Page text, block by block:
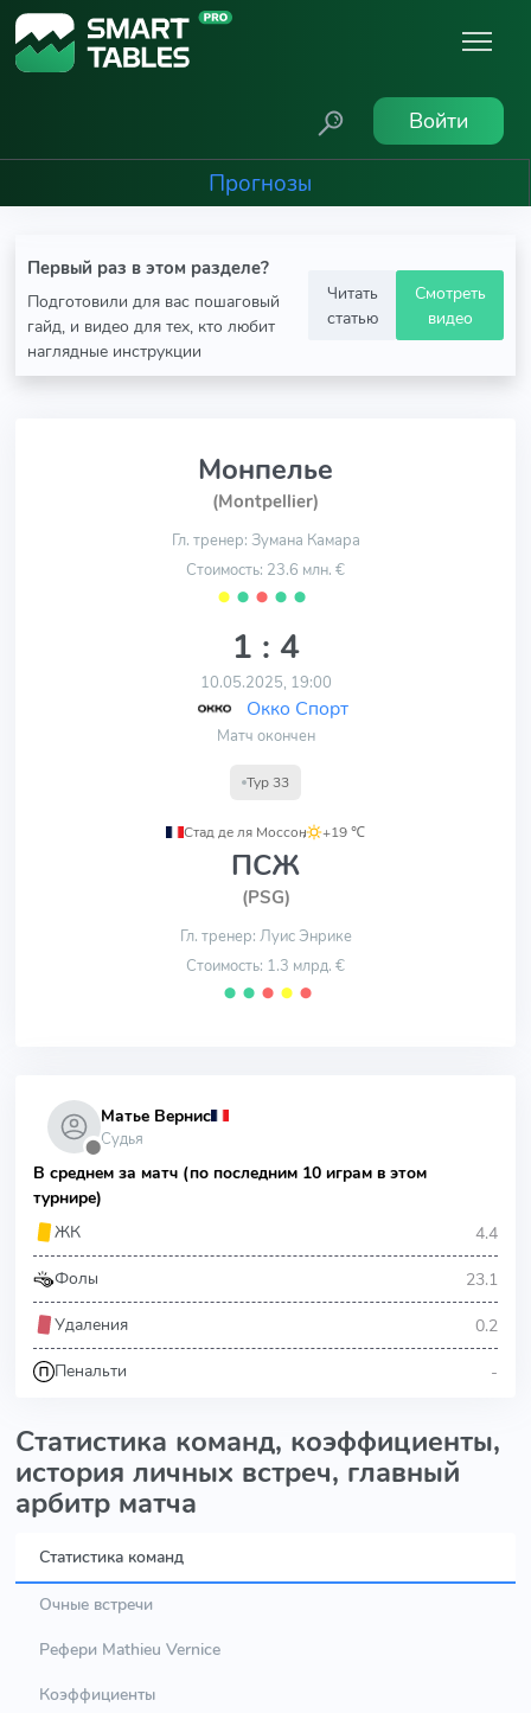
Войти
Прогнозы
Первый раз в этом разделе?
Подготовили для вас пошаговый
гайд, и видео для тех, кто любит
наглядные инструкции
Читать
статью
Смотреть
видео
Монпелье
(Montpellier)
Гл. тренер: Зумана Камара
Стоимость: 23.6 млн. €
⬤ ⬤ ⬤ ⬤ ⬤
1 : 4
10.05.2025, 19:00
Окко Спорт
Матч окончен
Тур 33
Стад де ля Моссон
, +19 ℃
ПСЖ
(PSG)
Гл. тренер: Луис Энрике
Стоимость: 1.3 млрд. €
⬤ ⬤ ⬤ ⬤ ⬤
⬤
Матье Вернис
Судья
В среднем за матч (по последним 10 играм в этом
турнире)
ЖК
4.4
Фолы 23.1
Удаления 0.2
Пенальти -
Статистика команд, коэффициенты,
история личных встреч, главный
арбитр матча
Статистика команд
Очные встречи
Рефери Mathieu Vernice
Коэффициенты